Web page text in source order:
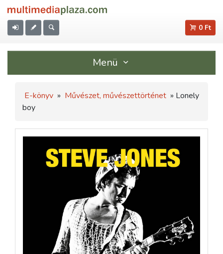
0 Ft
Menü
E-könyv » Művészet, művészettörténet » Lonely
boy